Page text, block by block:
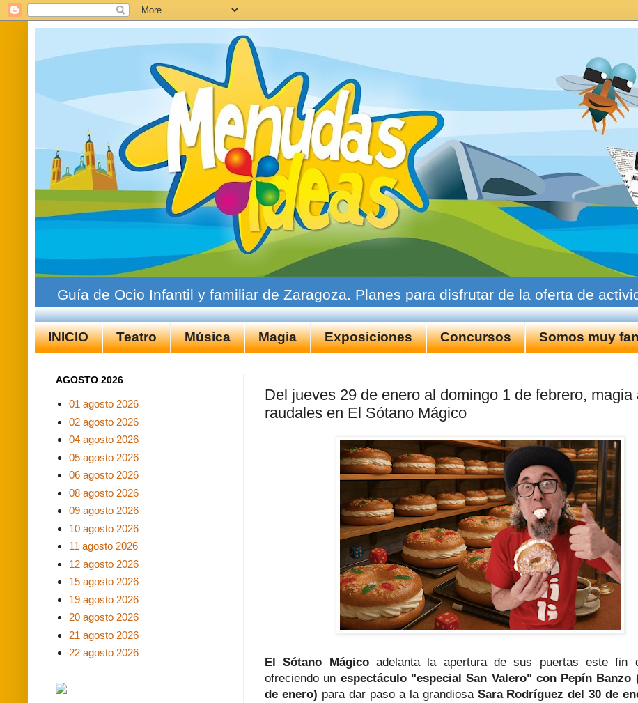
Guía de Ocio Infantil y familiar de Zaragoza. Planes para disfrutar de la oferta de
INICIO Teatro Música Magia Exposiciones Concursos Somos muy
Del jueves 29 de enero al domingo 1 de febrero, magia
raudales en El Sótano Mágico
El Sótano Mágicoadelanta la apertura de sus puertas este fin
ofreciendo un espectáculo "especial San Valero" con Pepín Banzo
de enero) para dar paso a la grandiosa Sara Rodríguez del 30 de
AGOSTO 2026
01 agosto 2026
02 agosto 2026
04 agosto 2026
05 agosto 2026
06 agosto 2026
08 agosto 2026
09 agosto 2026
10 agosto 2026
11 agosto 2026
12 agosto 2026
15 agosto 2026
19 agosto 2026
20 agosto 2026
21 agosto 2026
22 agosto 2026